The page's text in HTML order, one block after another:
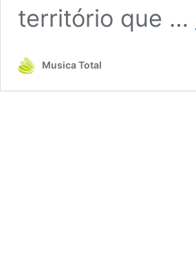
território que …
Musica Total